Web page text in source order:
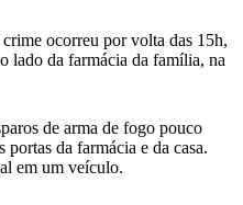
ocorreu por volta das 15h,
lado da farmácia da família, na
de arma de fogo pouco
da farmácia e da casa.
em um veículo.